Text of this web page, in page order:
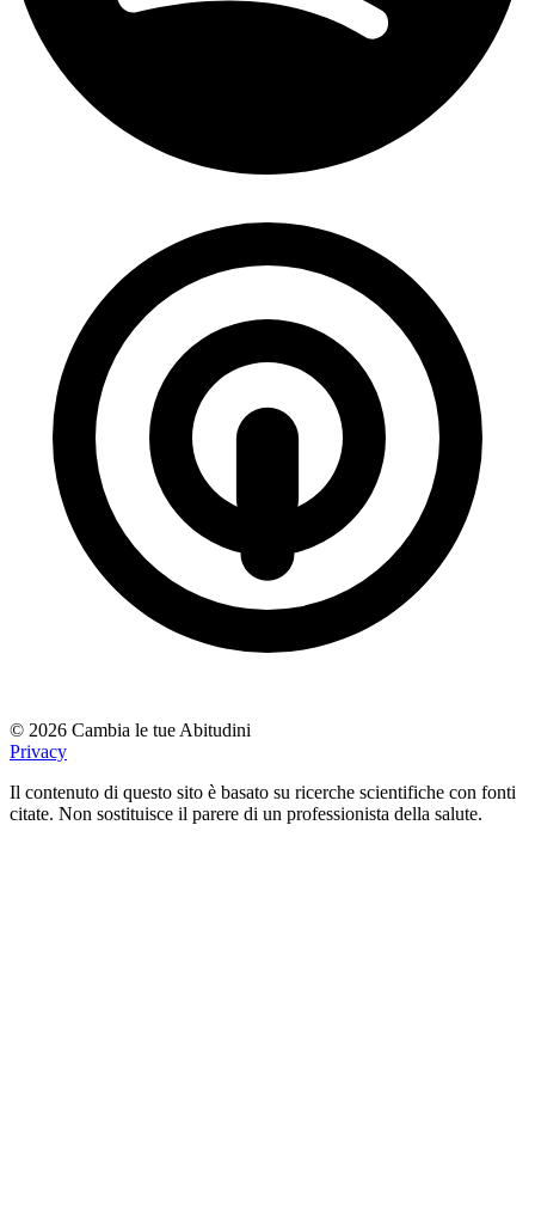
© 2026 Cambia le tue Abitudini
Privacy
Il contenuto di questo sito è basato su ricerche scientifiche con fonti
citate. Non sostituisce il parere di un professionista della salute.